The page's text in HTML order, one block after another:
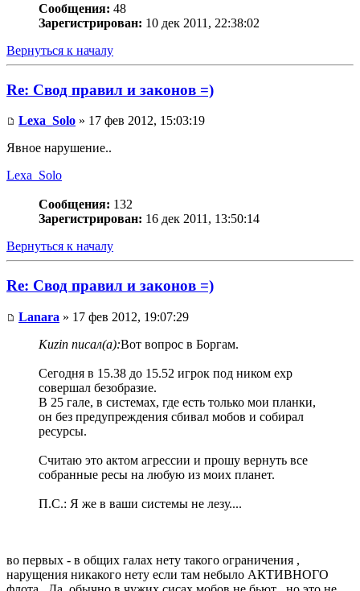
Сообщения: 48
Зарегистрирован: 10 дек 2011, 22:38:02
Вернуться к началу
Re: Свод правил и законов =)
Lexa_Solo » 17 фев 2012, 15:03:19
Явное нарушение..
Lexa_Solo
Сообщения: 132
Зарегистрирован: 16 дек 2011, 13:50:14
Вернуться к началу
Re: Свод правил и законов =)
Lanara » 17 фев 2012, 19:07:29
Kuzin писал(а):Вот вопрос в Боргам.
Сегодня в 15.38 до 15.52 игрок под ником exp
совершал безобразие.
В 25 гале, в системах, где есть только мои планки,
он без предупреждения сбивал мобов и собирал
ресурсы.
Считаю это актом агрессии и прошу вернуть все
собранные ресы на любую из моих планет.
П.С.: Я же в ваши системы не лезу....
во первых - в общих галах нету такого ограничения ,
нарущения никакого нету если там небыло АКТИВНОГО